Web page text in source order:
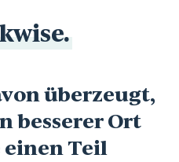
überzeugt,
besserer Ort
einen Teil